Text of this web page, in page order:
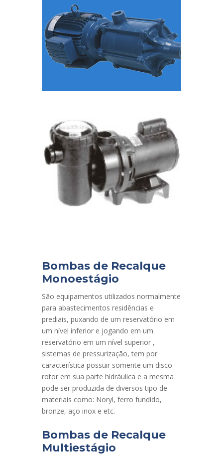
Bombas de Recalque
Monoestágio
São equipamentos utilizados normalmente
para abastecimentos residências e
prediais, puxando de um reservatório em
um nível inferior e jogando em um
reservatório em um nível superior ,
sistemas de pressurização, tem por
característica possuir somente um disco
rotor em sua parte hidráulica e a mesma
pode ser produzida de diversos tipo de
materiais como: Noryl, ferro fundido,
bronze, aço inox e etc.
Bombas de Recalque
Multiestágio